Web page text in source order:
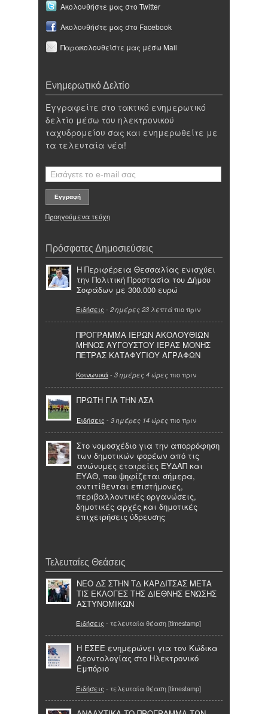
Ακολουθήστε μας στο Twitter
Ακολουθήστε μας στο Facebook
Παρακολουθείστε μας μέσω Mail
Ενημερωτικό Δελτίο
Εγγραφείτε στο τακτικό ενημερωτικό
δελτίο μέσω του ηλεκτρονικού
ταχυδρομείου σας και ενημερωθείτε με
τα τελευταία νέα!
Προηγούμενα τεύχη
Πρόσφατες Δημοσιεύσεις
Η Περιφέρεια Θεσσαλίας ενισχύει
την Πολιτική Προστασία του Δήμου
Σοφάδων με 300.000 ευρώ
Ειδήσεις - 2 ημέρες 23 λεπτά πιο πριν
ΠΡΟΓΡΑΜΜΑ ΙΕΡΩΝ ΑΚΟΛΟΥΘΙΩΝ
ΜΗΝΟΣ ΑΥΓΟΥΣΤΟΥ ΙΕΡΑΣ ΜΟΝΗΣ
ΠΕΤΡΑΣ ΚΑΤΑΦΥΓΙΟΥ ΑΓΡΑΦΩΝ
Κοινωνικά- 3 ημέρες 4 ώρες πιο πριν
ΠΡΩΤΗ ΓΙΑ ΤΗΝ ΑΣΑ
Ειδήσεις - 3 ημέρες 14 ώρες πιο πριν
Στο νομοσχέδιο για την απορρόφηση
των δημοτικών φορέων από τις
ανώνυμες εταιρείες ΕΥΔΑΠ και
ΕΥΑΘ, που ψηφίζεται σήμερα,
αντιτίθενται επιστήμονες,
περιβαλλοντικές οργανώσεις,
δημοτικές αρχές και δημοτικές
επιχειρήσεις ύδρευσης
Τελευταίες Θεάσεις
ΝΕΟ ΔΣ ΣΤΗΝ ΤΔ ΚΑΡΔΙΤΣΑΣ ΜΕΤΑ
ΤΙΣ ΕΚΛΟΓΕΣ ΤΗΣ ΔΙΕΘΝΗΣ ΕΝΩΣΗΣ
ΑΣΤΥΝΟΜΙΚΩΝ
Ειδήσεις - τελευταία θέαση [timestamp]
Η ΕΣΕΕ ενημερώνει για τον Κώδικα
Δεοντολογίας στο Ηλεκτρονικό
Εμπόριο
Ειδήσεις - τελευταία θέαση [timestamp]